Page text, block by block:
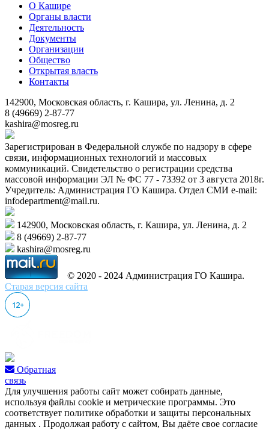
О Кашире
Органы власти
Деятельность
Документы
Организации
Общество
Открытая власть
Контакты
142900, Московская область, г. Кашира, ул. Ленина, д. 2
8 (49669) 2-87-77
kashira@mosreg.ru
Зарегистрирован в Федеральной службе по надзору в сфере
связи, информационных технологий и массовых
коммуникаций. Свидетельство о регистрации средства
массовой информации ЭЛ № ФС 77 - 73392 от 3 августа 2018г.
Учредитель: Администрация ГО Кашира. Отдел СМИ e-mail:
infodepartment@mail.ru.
142900, Московская область, г. Кашира, ул. Ленина, д. 2
8 (49669) 2-87-77
kashira@mosreg.ru
© 2020 - 2024 Администрация ГО Кашира.
Старая версия сайта
Обратная
связь
Для улучшения работы сайт может собирать данные,
используя файлы cookie и метрические программы. Это
соответствует политике обработки и защиты персональных
данных . Продолжая работу с сайтом, Вы даёте свое согласие